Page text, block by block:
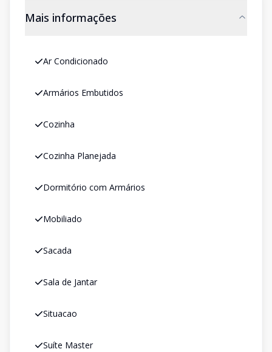
Mais informações
Ar Condicionado
Armários Embutidos
Cozinha
Cozinha Planejada
Dormitório com Armários
Mobiliado
Sacada
Sala de Jantar
Situacao
Suíte Master